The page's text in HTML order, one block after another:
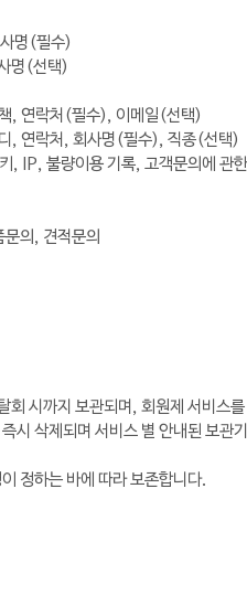
명(필수)
명(선택)
, 연락처(필수), 이메일(선택)
, 연락처, 회사명(필수), 직종(선택)
, IP, 불량이용 기록, 고객문의에 관
의, 견적문의
시까지 보관되며, 회원제 서비
시 삭제되며 서비스 별 안내된 보관
정하는 바에 따라 보존합니다.